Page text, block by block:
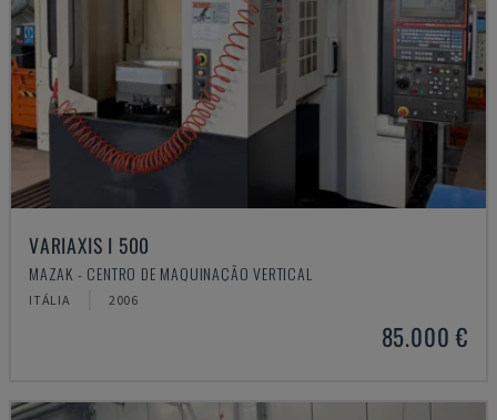
VARIAXIS I 500
MAZAK - CENTRO DE MAQUINAÇÃO VERTICAL
ITÁLIA 2006
85.000 €